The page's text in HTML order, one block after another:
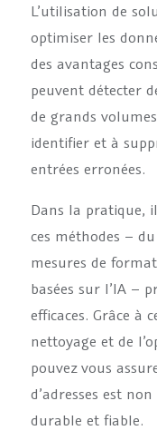
L’utilisation de
optimiser les
des avantages
peuvent détecter
de grands
identifier et à
entrées erronées.
Dans la pratique,
ces méthodes –
mesures de
basées sur l’IA –
efficaces. Grâce à
nettoyage et de
pouvez vous
d’adresses est
durable et fiable.